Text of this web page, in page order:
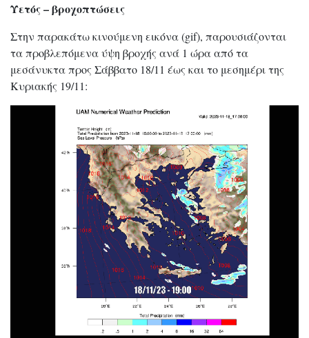
Υετός – βροχοπτώσεις
Στην παρακάτω κινούμενη εικόνα (gif), παρουσιάζονται
τα προβλεπόμενα ύψη βροχής ανά 1 ώρα από τα
μεσάνυκτα προς Σάββατο 18/11 έως και το μεσημέρι της
Κυριακής 19/11: